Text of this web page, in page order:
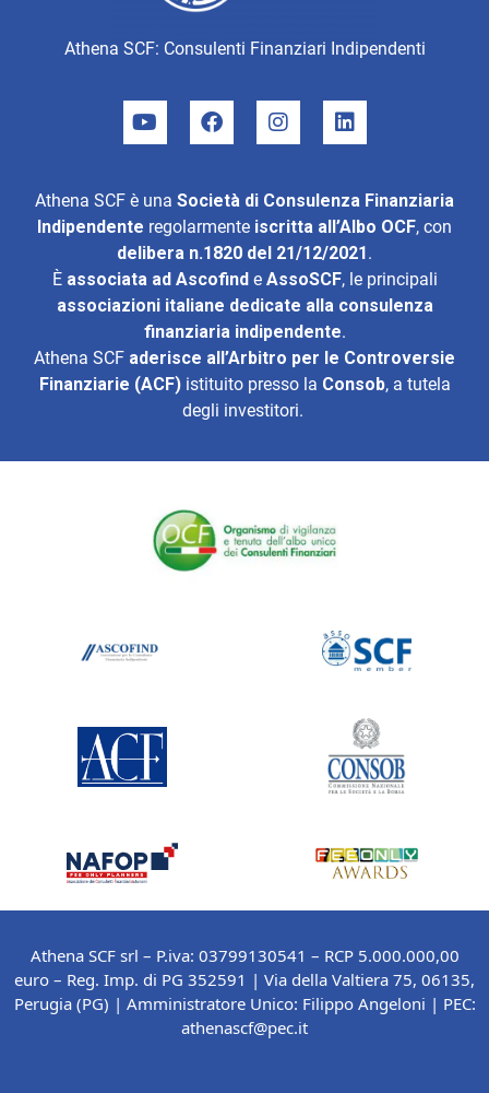
Athena SCF: Consulenti Finanziari Indipendenti
Athena SCF è una Società di Consulenza Finanziaria
Indipendente regolarmente iscritta all’Albo OCF, con
delibera n.1820 del 21/12/2021.
È associata ad Ascofinde AssoSCF, le principali
associazioni italiane dedicate alla consulenza
finanziaria indipendente.
Athena SCF aderisce all’Arbitro per le Controversie
Finanziarie (ACF)istituito presso la Consob, a tutela
degli investitori.
Athena SCF srl – P.iva: 03799130541 – RCP 5.000.000,00
euro – Reg. Imp. di PG 352591 | Via della Valtiera 75, 06135,
Perugia (PG) | Amministratore Unico: Filippo Angeloni | PEC:
athenascf@pec.it